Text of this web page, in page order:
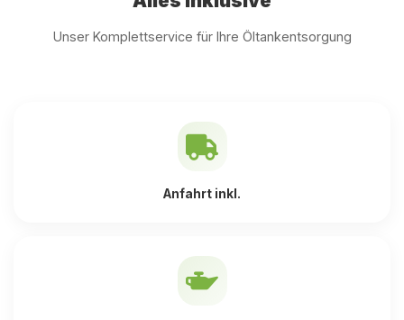
Unser Komplettservice für Ihre Öltankentsorgung
Anfahrt inkl.